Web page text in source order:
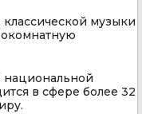
классической музыки
национальной
в сфере более 32